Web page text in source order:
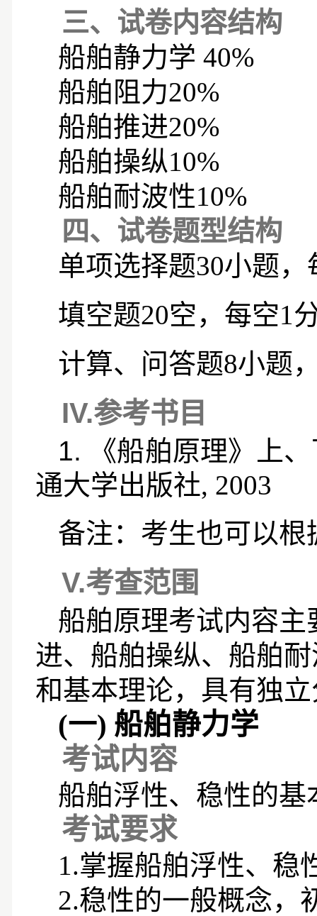
三、试卷内容结构
船舶静力学 40%
船舶阻力20%
船舶推进20%
船舶操纵10%
船舶耐波性10%
四、试卷题型结构
单项选择题30小题，
填空题20空，每空1
计算、问答题8小题
IV.参考书目
1.
《船舶原理》上
通大学出版社, 2003
备注：考生也可以
V.考查范围
船舶原理考试内容
进、船舶操纵、船舶
和基本理论，具有独
(一) 船舶静力学
考试内容
船舶浮性、稳性的
考试要求
1.掌握船舶浮性、稳
2.稳性的一般概念，